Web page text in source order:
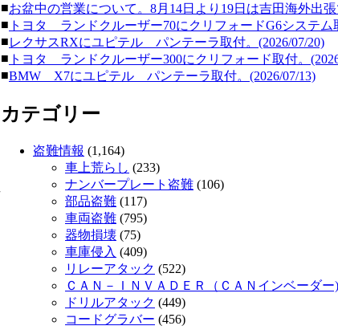
■お盆中の営業について。8月14日より19日は吉田海外出
■ トヨタ ランドクルーザー70にクリフォードG6システム
■レクサスRXにユピテル パンテーラ取付。(2026/07/20)
■ トヨタ ランドクルーザー300にクリフォード取付。
■BMW X7にユピテル パンテーラ取付。(2026/07/13)
カテゴリー
盗難情報 (1,164)
車上荒らし (233)
ナンバープレート盗難 (106)
部品盗難 (117)
車両盗難 (795)
器物損壊 (75)
車庫侵入 (409)
リレーアタック (522)
ＣＡＮ－ＩＮＶＡＤＥＲ（ＣＡＮインベーダー)
ドリルアタック (449)
コードグラバー (456)